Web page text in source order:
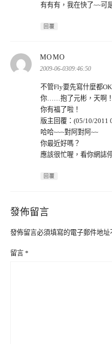
有有有，我在快了~~可
回覆
MOMO
示:
2009-06-0309:46:50
不管Fly要先寫什麼都OK
你……抱了元彬，天啊
你有福了啦！
版主回覆：(05/10/2011
哈哈~~~對阿對阿~~
你最近好嗎？
應該很忙喔，看你網誌
回覆
發佈留言
發佈留言必須填寫的電子郵件地址
留言 *